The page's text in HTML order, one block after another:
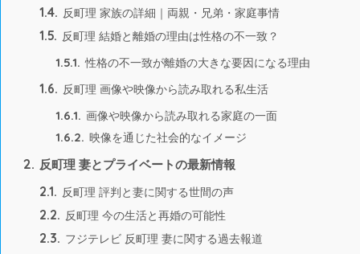
1.4. 反町理 家族の詳細｜両親・兄弟・家庭事情
1.5. 反町理 結婚と離婚の理由は性格の不一致？
1.5.1. 性格の不一致が離婚の大きな要因になる理由
1.6. 反町理 画像や映像から読み取れる私生活
1.6.1. 画像や映像から読み取れる家庭の一面
1.6.2. 映像を通じた社会的なイメージ
2. 反町理 妻とプライベートの最新情報
2.1. 反町理 評判と妻に関する世間の声
2.2. 反町理 今の生活と再婚の可能性
2.3. フジテレビ 反町理 妻に関する過去報道